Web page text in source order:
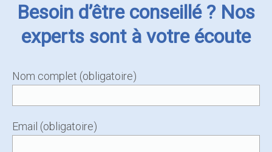
Besoin d’être conseillé ? Nos
experts sont à votre écoute
Nom complet (obligatoire)
Email (obligatoire)